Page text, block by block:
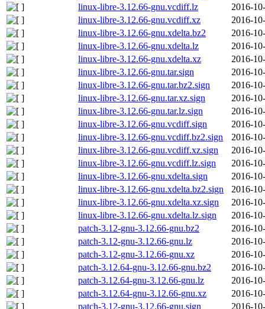
linux-libre-3.12.66-gnu.vcdiff.lz
2016-
linux-libre-3.12.66-gnu.vcdiff.xz
2016-
linux-libre-3.12.66-gnu.xdelta.bz2
2016-
linux-libre-3.12.66-gnu.xdelta.lz
2016-
linux-libre-3.12.66-gnu.xdelta.xz
2016-
linux-libre-3.12.66-gnu.tar.sign
2016-
linux-libre-3.12.66-gnu.tar.bz2.sign
2016-
linux-libre-3.12.66-gnu.tar.xz.sign
2016-
linux-libre-3.12.66-gnu.tar.lz.sign
2016-
linux-libre-3.12.66-gnu.vcdiff.sign
2016-
linux-libre-3.12.66-gnu.vcdiff.bz2.sign
2016-
linux-libre-3.12.66-gnu.vcdiff.xz.sign
2016-
linux-libre-3.12.66-gnu.vcdiff.lz.sign
2016-
linux-libre-3.12.66-gnu.xdelta.sign
2016-
linux-libre-3.12.66-gnu.xdelta.bz2.sign
2016-
linux-libre-3.12.66-gnu.xdelta.xz.sign
2016-
linux-libre-3.12.66-gnu.xdelta.lz.sign
2016-
patch-3.12-gnu-3.12.66-gnu.bz2
2016-
patch-3.12-gnu-3.12.66-gnu.lz
2016-
patch-3.12-gnu-3.12.66-gnu.xz
2016-
patch-3.12.64-gnu-3.12.66-gnu.bz2
2016-
patch-3.12.64-gnu-3.12.66-gnu.lz
2016-
patch-3.12.64-gnu-3.12.66-gnu.xz
2016-
patch-3.12-gnu-3.12.66-gnu.sign
2016-